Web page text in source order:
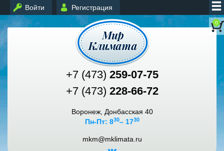
Войти Регистрация
0
+7 (473) 259-07-75
+7 (473) 228-66-72
Воронеж, Донбасская 40
Пн-Пт: 830– 1730
mkm@mklimata.ru